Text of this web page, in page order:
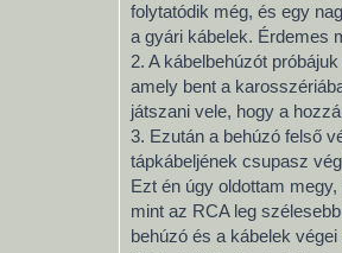
folytatódik még, és egy
a gyári kábelek. Érdemes
2. A kábelbehúzót
amely bent a
játszani vele, hogy a
3. Ezután a behúzó felső
tápkábeljének csupasz
Ezt én úgy oldottam
mint az RCA leg
behúzó és a kábelek